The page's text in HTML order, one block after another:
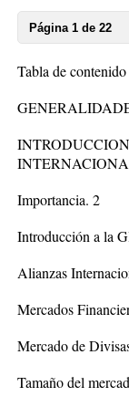
Página 1 de 22
Tabla de contenido
Importancia. 2
Introducción a la
Alianzas
Mercados
Mercado de
Tamaño del